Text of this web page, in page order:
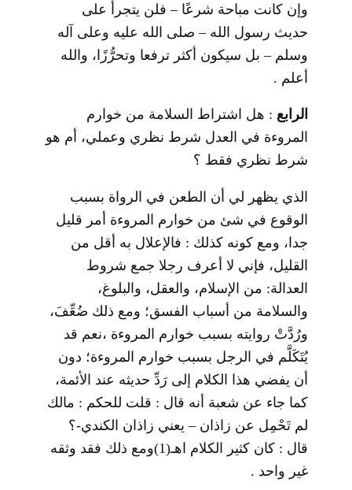
وإن كانت مباحة شرعًا – فلن يتجرأ على
حديث رسول الله – صلى الله عليه وعلى آله
وسلم – بل سيكون أكثر ترفعا وتحرُّزًا، والله
أعلم .
الرابع : هل اشتراط السلامة من خوارم
المروءة في العدل شرط نظري وعملي، أم هو
شرط نظري فقط ؟
الذي يظهر لي أن الطعن في الرواة بسبب
الوقوع في شئ من خوارم المروءة أمر قليل
جدا، ومع كونه كذلك : فالإعلال به أقل من
القليل، فإني لا أعرف رجلا جمع شروط
العدالة: من الإسلام، والعقل، والبلوغ،
والسلامة من أسباب الفسق؛ ومع ذلك ضُعِّفَ،
ورُدَّتْ روايته بسبب خوارم المروءة ،نعم قد
يُتَكَلَّم في الرجل بسبب خوارم المروءة؛ دون
أن يفضي هذا الكلام إلى رَدِّ حديثه عند الأئمة،
كما جاء عن شعبة أنه قال : قلت للحكم : مالك
لم تَحْمِل عن زاذان – يعني زاذان الكندي-؟
قال : كان كثير الكلام اهـ(1)
ومع ذلك فقد وثقه
غير واحد .